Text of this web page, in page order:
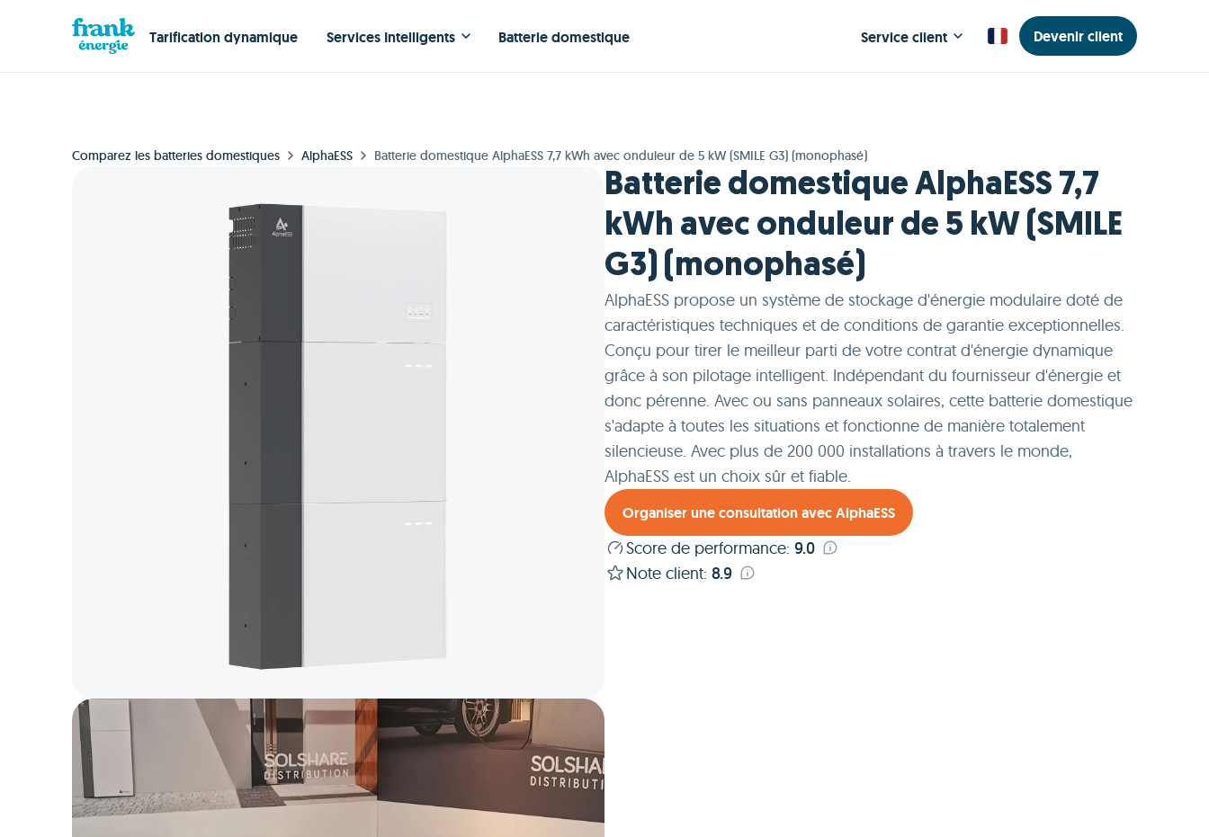
Tarification dynamique Services Intelligents Batterie domestique Service client Devenir client
Comparez les batteries domestiques AlphaESS Batterie domestique AlphaESS 7,7 kWh avec onduleur de 5 kW (SMILE G3) (monophasé)
Batterie domestique AlphaESS 7,7
kWh avec onduleur de 5 kW (SMILE
G3) (monophasé)
AlphaESS propose un système de stockage d'énergie modulaire doté de
caractéristiques techniques et de conditions de garantie exceptionnelles.
Conçu pour tirer le meilleur parti de votre contrat d'énergie dynamique
grâce à son pilotage intelligent. Indépendant du fournisseur d'énergie et
donc pérenne. Avec ou sans panneaux solaires, cette batterie domestique
s'adapte à toutes les situations et fonctionne de manière totalement
silencieuse. Avec plus de 200 000 installations à travers le monde,
AlphaESS est un choix sûr et fiable.
Organiser une consultation avec AlphaESS
Score de performance: 9.0
Note client: 8.9